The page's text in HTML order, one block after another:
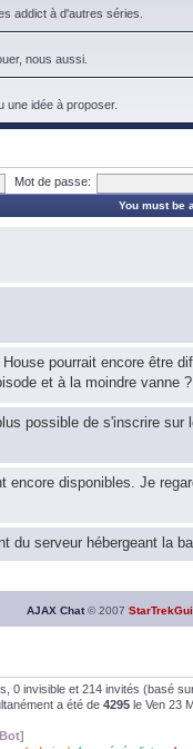
addict à d'autres séries.
nous aussi.
une idée à proposer.
Mot de passe:
You must be
pourrait encore être
et à la moindre vanne ?
possible de s'inscrire
encore disponibles. Je
du serveur hébergeant la
souhaite une année
les survivor des
AJAX Chat© 2007
0 invisible et 214 invités (basé
a été de 4295 le Ven 23